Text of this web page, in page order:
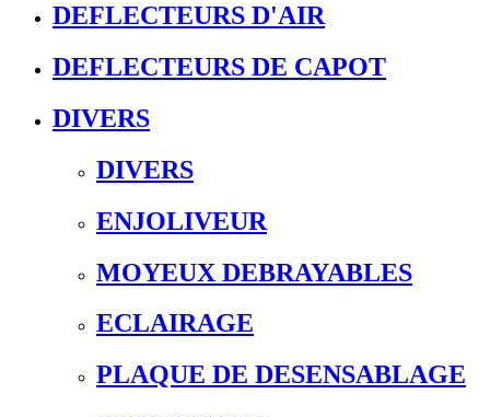
DEFLECTEURS D'AIR
DEFLECTEURS DE CAPOT
DIVERS
DIVERS
ENJOLIVEUR
MOYEUX DEBRAYABLES
ECLAIRAGE
PLAQUE DE DESENSABLAGE